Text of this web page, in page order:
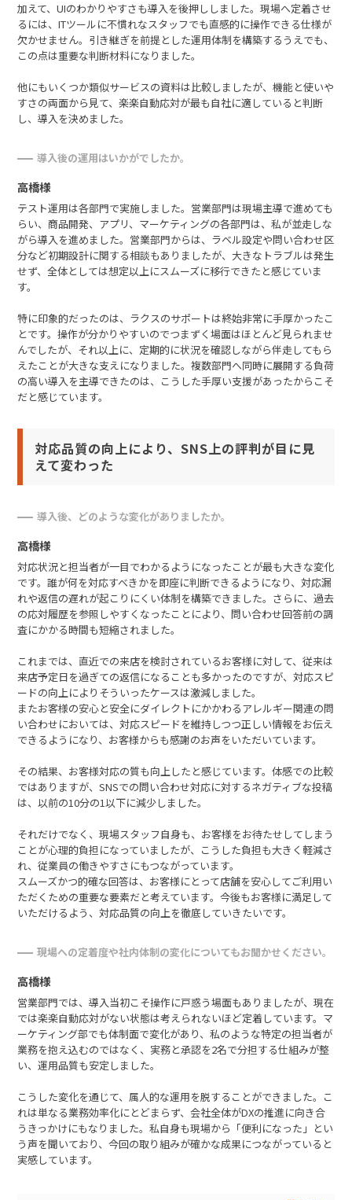
加えて、UIのわかりやすさも導入を後押ししました。現場へ定着させ
るには、ITツールに不慣れなスタッフでも直感的に操作できる仕様が
欠かせません。引き継ぎを前提とした運用体制を構築するうえでも、
この点は重要な判断材料になりました。
他にもいくつか類似サービスの資料は比較しましたが、機能と使いや
すさの両面から見て、楽楽自動応対が最も自社に適していると判断
し、導入を決めました。
導入後の運用はいかがでしたか。
高橋様
テスト運用は各部門で実施しました。営業部門は現場主導で進めても
らい、商品開発、アプリ、マーケティングの各部門は、私が並走しな
がら導入を進めました。営業部門からは、ラベル設定や問い合わせ区
分など初期設計に関する相談もありましたが、大きなトラブルは発生
せず、全体としては想定以上にスムーズに移行できたと感じていま
す。
特に印象的だったのは、ラクスのサポートは終始非常に手厚かったこ
とです。操作が分かりやすいのでつまずく場面はほとんど見られませ
んでしたが、それ以上に、定期的に状況を確認しながら伴走してもら
えたことが大きな支えになりました。複数部門へ同時に展開する負荷
の高い導入を主導できたのは、こうした手厚い支援があったからこそ
だと感じています。
対応品質の向上により、SNS上の評判が目に見
えて変わった
導入後、どのような変化がありましたか。
高橋様
対応状況と担当者が一目でわかるようになったことが最も大きな変化
です。誰が何を対応すべきかを即座に判断できるようになり、対応漏
れや返信の遅れが起こりにくい体制を構築できました。さらに、過去
の応対履歴を参照しやすくなったことにより、問い合わせ回答前の調
査にかかる時間も短縮されました。
これまでは、直近での来店を検討されているお客様に対して、従来は
来店予定日を過ぎての返信になることも多かったのですが、対応スピ
ードの向上によりそういったケースは激減しました。
またお客様の安心と安全にダイレクトにかかわるアレルギー関連の問
い合わせにおいては、対応スピードを維持しつつ正しい情報をお伝え
できるようになり、お客様からも感謝のお声をいただいています。
その結果、お客様対応の質も向上したと感じています。体感での比較
ではありますが、SNSでの問い合わせ対応に対するネガティブな投稿
は、以前の10分の1以下に減少しました。
それだけでなく、現場スタッフ自身も、お客様をお待たせしてしまう
ことが心理的負担になっていましたが、こうした負担も大きく軽減さ
れ、従業員の働きやすさにもつながっています。
スムーズかつ的確な回答は、お客様にとって店舗を安心してご利用い
ただくための重要な要素だと考えています。今後もお客様に満足して
いただけるよう、対応品質の向上を徹底していきたいです。
現場への定着度や社内体制の変化についてもお聞かせください。
高橋様
営業部門では、導入当初こそ操作に戸惑う場面もありましたが、現在
では楽楽自動応対がない状態は考えられないほど定着しています。マ
ーケティング部でも体制面で変化があり、私のような特定の担当者が
業務を抱え込むのではなく、実務と承認を2名で分担する仕組みが整
い、運用品質も安定しました。
こうした変化を通じて、属人的な運用を脱することができました。こ
れは単なる業務効率化にとどまらず、会社全体がDXの推進に向き合
うきっかけにもなりました。私自身も現場から「便利になった」とい
う声を聞いており、今回の取り組みが確かな成果につながっていると
実感しています。